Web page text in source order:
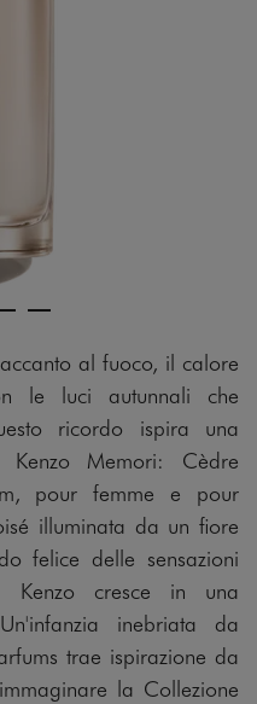
al fuoco, il calore
le luci autunnali che
ricordo ispira una
Kenzo Memori: Cèdre
pour femme e pour
illuminata da un fiore
felice delle sensazioni
Kenzo cresce in una
inebriata da
trae ispirazione da
la Collezione